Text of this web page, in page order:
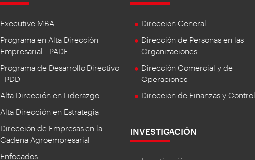
Executive MBA
Programa en Alta Dirección
Empresarial - PADE
Programa de Desarrollo Directivo
- PDD
Alta Dirección en Liderazgo
Alta Dirección en Estrategia
Dirección de Empresas en la
Cadena Agroempresarial
Enfocados
Dirección General
Dirección de Personas en las
Organizaciones
Dirección Comercial y de
Operaciones
Dirección de Finanzas y Control
INVESTIGACIÓN